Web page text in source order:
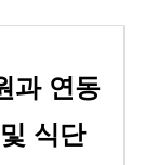
과 연동
식단